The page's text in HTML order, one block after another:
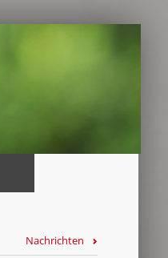
Nachrichten